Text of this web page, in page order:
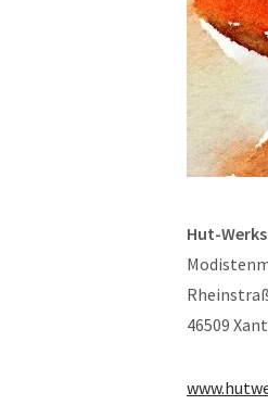
Hut-
46509